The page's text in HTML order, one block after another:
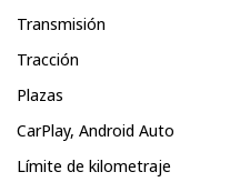
Transmisión
Tracción
Plazas
CarPlay, Android Auto
Límite de kilometraje